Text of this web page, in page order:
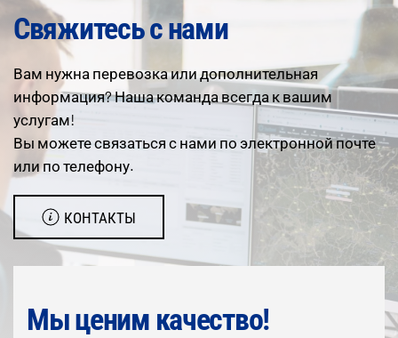
Свяжитесь с нами
Вам нужна перевозка или дополнительная
информация? Наша команда всегда к вашим
услугам!
Вы можете связаться с нами по электронной почте
или по телефону.
КОНТАКТЫ
Мы ценим качество!